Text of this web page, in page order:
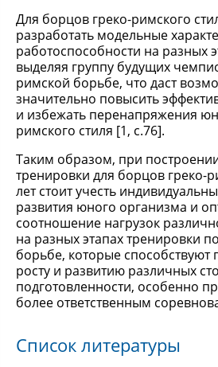
Для борцов греко-римского
разработать модельные
работоспособности на разных
выделяя группу будущих
римской борьбе, что даст
значительно повысить
и избежать перенапряжения
римского стиля [1, с.76].
Таким образом, при
тренировки для борцов греко-
лет стоит учесть
развития юного организма и
соотношение нагрузок
на разных этапах тренировки
борьбе, которые
росту и развитию различных
подготовленности, особенно
более ответственным
Список литературы